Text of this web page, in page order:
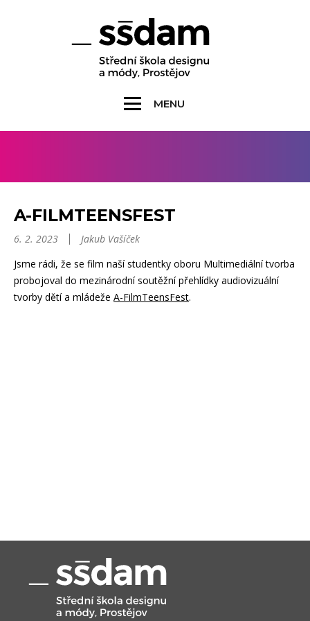
MENU
A-FILMTEENSFEST
6. 2. 2023
Jakub Vašíček
Jsme rádi, že se film naší studentky oboru Multimediální tvorba
probojoval do mezinárodní soutěžní přehlídky audiovizuální
tvorby dětí a mládeže A-FilmTeensFest.